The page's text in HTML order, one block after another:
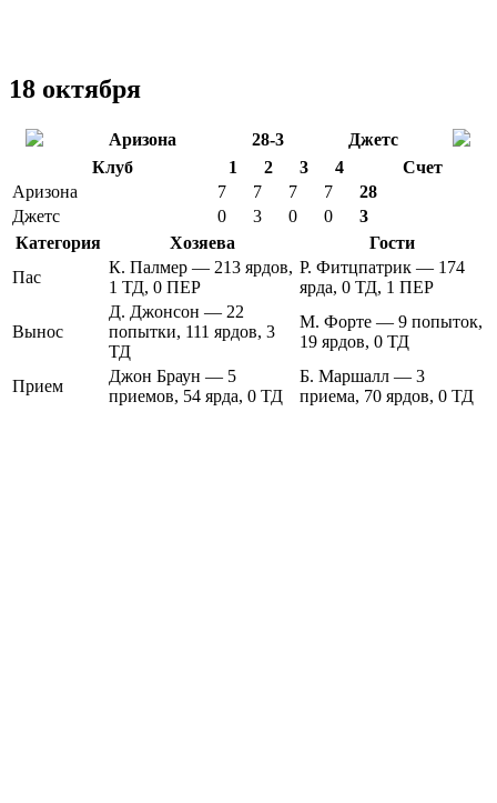
18 октября
Аризона 28-3
Джетс
Клуб
1 2 3 4
Счет
Аризона
7 7 7 7
28
Джетс
0 3 0 0
3
Категория
Хозяева
Гости
Пас
К. Палмер — 213 ярдов,
1 ТД, 0 ПЕР
Р. Фитцпатрик — 174
ярда, 0 ТД, 1 ПЕР
Вынос
Д. Джонсон — 22
попытки, 111 ярдов, 3
ТД
М. Форте — 9 попыток,
19 ярдов, 0 ТД
Прием
Джон Браун — 5
приемов, 54 ярда, 0 ТД
Б. Маршалл — 3
приема, 70 ярдов, 0 ТД